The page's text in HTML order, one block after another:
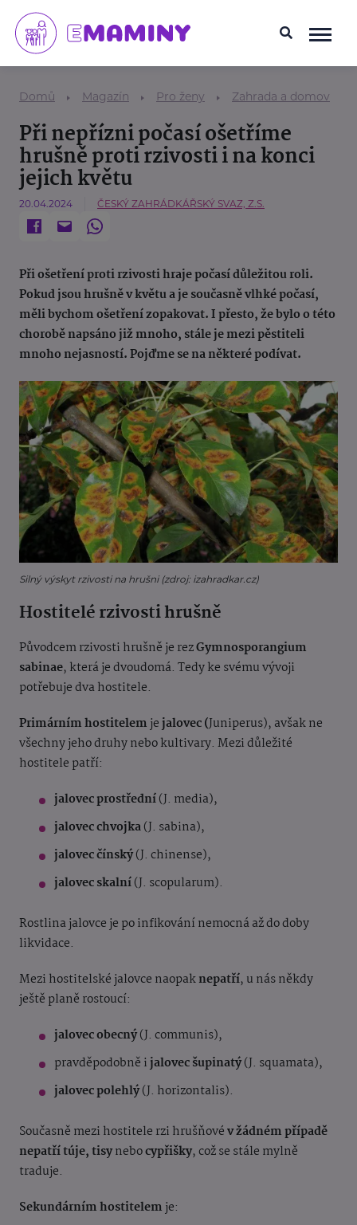
Domů Magazín Pro ženy Zahrada a domov
Při nepřízni počasí ošetříme
hrušně proti rzivosti i na konci
jejich květu
20.04.2024 ČESKÝ ZAHRÁDKÁŘSKÝ SVAZ, Z.S.
Při ošetření proti rzivosti hraje počasí důležitou roli.
Pokud jsou hrušně v květu a je současně vlhké počasí,
měli bychom ošetření zopakovat. I přesto, že bylo o této
chorobě napsáno již mnoho, stále je mezi pěstiteli
mnoho nejasností. Pojďme se na některé podívat.
Silný výskyt rzivosti na hrušni (zdroj: izahradkar.cz)
Hostitelé rzivosti hrušně
Původcem rzivosti hrušně je rezGymnosporangium
sabinae, která je dvoudomá. Tedy ke svému vývoji
potřebuje dva hostitele.
Primárním hostitelem je jalovec (Juniperus), avšak ne
všechny jeho druhy nebo kultivary. Mezi důležité
hostitele patří:
jalovec prostřední(J. media),
jalovec chvojka(J. sabina),
jalovec čínský(J. chinense),
jalovec skalní(J. scopularum).
Rostlina jalovce je po infikování nemocná až do doby
likvidace.
Mezi hostitelské jalovce naopaknepatří, u nás někdy
ještě planě rostoucí:
jalovec obecný(J. communis),
pravděpodobně i jalovec šupinatý(J. squamata),
jalovec polehlý(J. horizontalis).
Současně mezi hostitele rzi hrušňovév žádném případě
nepatří túje, tisynebocypřišky, což se stále mylně
traduje.
Sekundárním hostitelem je: